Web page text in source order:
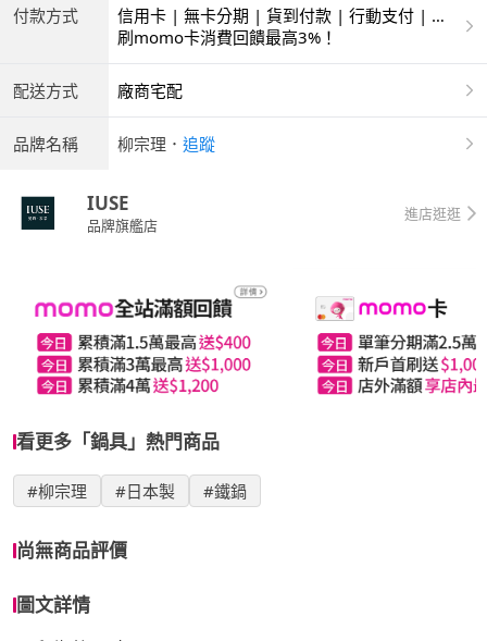
付款方式
信用卡 | 無卡分期 | 貨到付款 | 行動支付 | 超
商付款 | ATM | 銀聯卡 | 銀行帳戶付款
刷momo卡消費回饋最高3%！
配送方式 廠商宅配
品牌名稱 柳宗理 ． 追蹤
IUSE
品牌旗艦店
進店逛逛
看更多「鍋具」熱門商品
#柳宗理 #日本製 #鐵鍋
尚無商品評價
圖文詳情